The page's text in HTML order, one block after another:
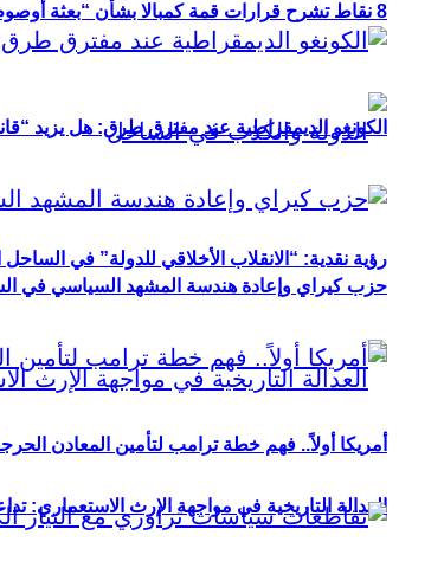
8 نقاط تشرح قرارات قمة كمبالا بشأن “بعثة أوصوم” في الصومال؟
رؤية نقدية: “الانقلاب الأخلاقي للدولة” في الساحل
العدالة التاريخية في مواجهة الإرث الاستعماري:
الكونغو الديمقراطية عند مفترق طرق: هل يزيد
حزب كيراي وإعادة هندسة المشهد السياسي في
أمريكا أولاً.. فهم خطة ترامب لتأمين المعادن